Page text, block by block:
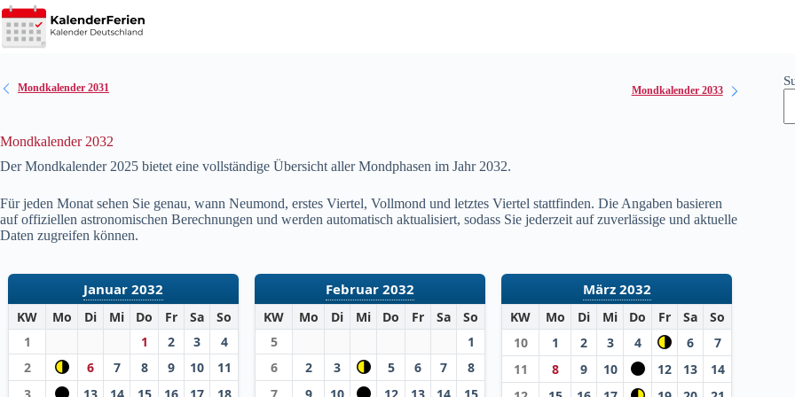
Zum
Inhalt
springen
Mondkalender 2031 Mondkalender 2033
Mondkalender 2032
Der Mondkalender 2025 bietet eine vollständige Übersicht aller Mondphasen im Jahr 2032.
Für jeden Monat sehen Sie genau, wann Neumond, erstes Viertel, Vollmond und letztes Viertel stattfinden. Die Angaben basieren
auf offiziellen astronomischen Berechnungen und werden automatisch aktualisiert, sodass Sie jederzeit auf zuverlässige und aktuelle
Daten zugreifen können.
Januar 2032
KW Mo Di Mi Do Fr Sa
So
1
1 2 3
4
2
6 7 8 9 10
11
3
13 14 15 16 17
18
Februar 2032
KW Mo Di Mi Do Fr Sa
So
5
1
6
2 3 5 6 7
8
7
9 10 12 13 14
15
März 2032
KW Mo Di Mi Do Fr Sa
So
10
1 2 3 4 6
7
11
8 9 10 12 13
14